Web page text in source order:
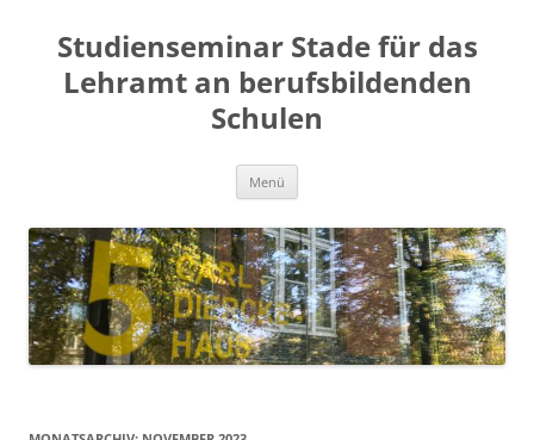
springen
Studienseminar Stade für das
Lehramt an berufsbildenden
Schulen
Menü